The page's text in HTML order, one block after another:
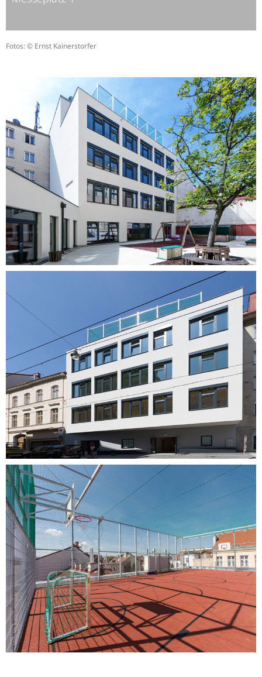
Fotos: © Ernst Kainerstorfer